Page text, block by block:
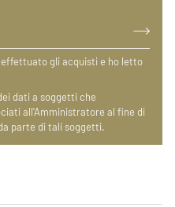
gli acquisti e ho letto
dati a soggetti che
all'Amministratore al fine di
parte di tali soggetti.